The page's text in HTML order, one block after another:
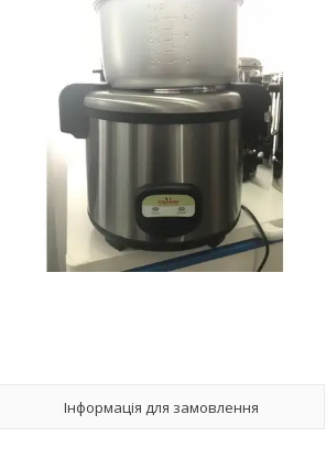
Інформація для замовлення